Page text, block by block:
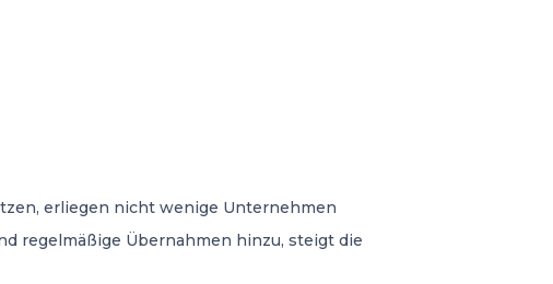
erliegen nicht wenige Unternehmen
regelmäßige Übernahmen hinzu, steigt die